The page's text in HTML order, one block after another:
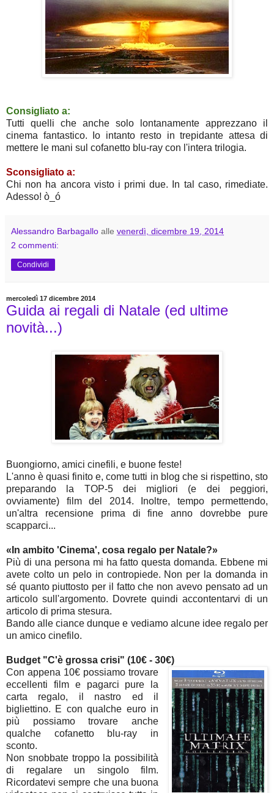
Consigliato a:
Tutti quelli che anche solo lontanamente apprezzano il
cinema fantastico. Io intanto resto in trepidante attesa di
mettere le mani sul cofanetto blu-ray con l'intera trilogia.
Sconsigliato a:
Chi non ha ancora visto i primi due. In tal caso, rimediate.
Adesso! ò_ó
Alessandro Barbagallo alle venerdì, dicembre 19, 2014
2 commenti:
Condividi
mercoledì 17 dicembre 2014
Guida ai regali di Natale (ed ultime
novità...)
Buongiorno, amici cinefili, e buone feste!
L'anno è quasi finito e, come tutti in blog che si rispettino, sto
preparando la TOP-5 dei migliori (e dei peggiori,
ovviamente) film del 2014. Inoltre, tempo permettendo,
un'altra recensione prima di fine anno dovrebbe pure
scapparci...
«In ambito 'Cinema', cosa regalo per Natale?»
Più di una persona mi ha fatto questa domanda. Ebbene mi
avete colto un pelo in contropiede. Non per la domanda in
sé quanto piuttosto per il fatto che non avevo pensato ad un
articolo sull'argomento. Dovrete quindi accontentarvi di un
articolo di prima stesura.
Bando alle ciance dunque e vediamo alcune idee regalo per
un amico cinefilo.
Budget "C'è grossa crisi" (10€ - 30€)
Con appena 10€ possiamo trovare
eccellenti film e pagarci pure la
carta regalo, il nastro ed il
bigliettino. E con qualche euro in
più possiamo trovare anche
qualche cofanetto blu-ray in
sconto.
Non snobbate troppo la possibilità
di regalare un singolo film.
Ricordatevi sempre che una buona